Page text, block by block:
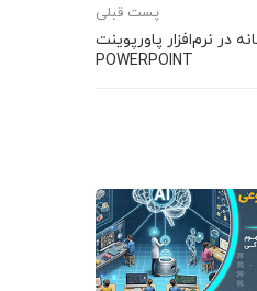
پست قبلی
در نرم‌افزار پاورپوینت
POWERPOINT